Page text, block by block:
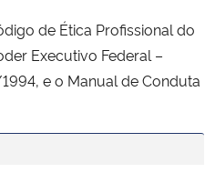
e Comunicações
de Ética Profissional do
Executivo Federal –
e o Manual de Conduta